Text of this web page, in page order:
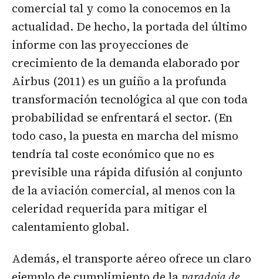
comercial tal y como la conocemos en la
actualidad. De hecho, la portada del último
informe con las proyecciones de
crecimiento de la demanda elaborado por
Airbus (2011) es un guiño a la profunda
transformación tecnológica al que con toda
probabilidad se enfrentará el sector. (En
todo caso, la puesta en marcha del mismo
tendría tal coste económico que no es
previsible una rápida difusión al conjunto
de la aviación comercial, al menos con la
celeridad requerida para mitigar el
calentamiento global.
Además, el transporte aéreo ofrece un claro